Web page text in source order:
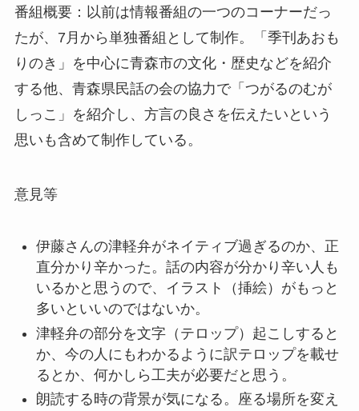
番組概要：以前は情報番組の一つのコーナーだっ
たが、7月から単独番組として制作。「季刊あおも
りのき」を中心に青森市の文化・歴史などを紹介
する他、青森県民話の会の協力で「つがるのむが
しっこ」を紹介し、方言の良さを伝えたいという
思いも含めて制作している。
意見等
伊藤さんの津軽弁がネイティブ過ぎるのか、正
直分かり辛かった。話の内容が分かり辛い人も
いるかと思うので、イラスト（挿絵）がもっと
多いといいのではないか。
津軽弁の部分を文字（テロップ）起こしすると
か、今の人にもわかるように訳テロップを載せ
るとか、何かしら工夫が必要だと思う。
朗読する時の背景が気になる。座る場所を変え